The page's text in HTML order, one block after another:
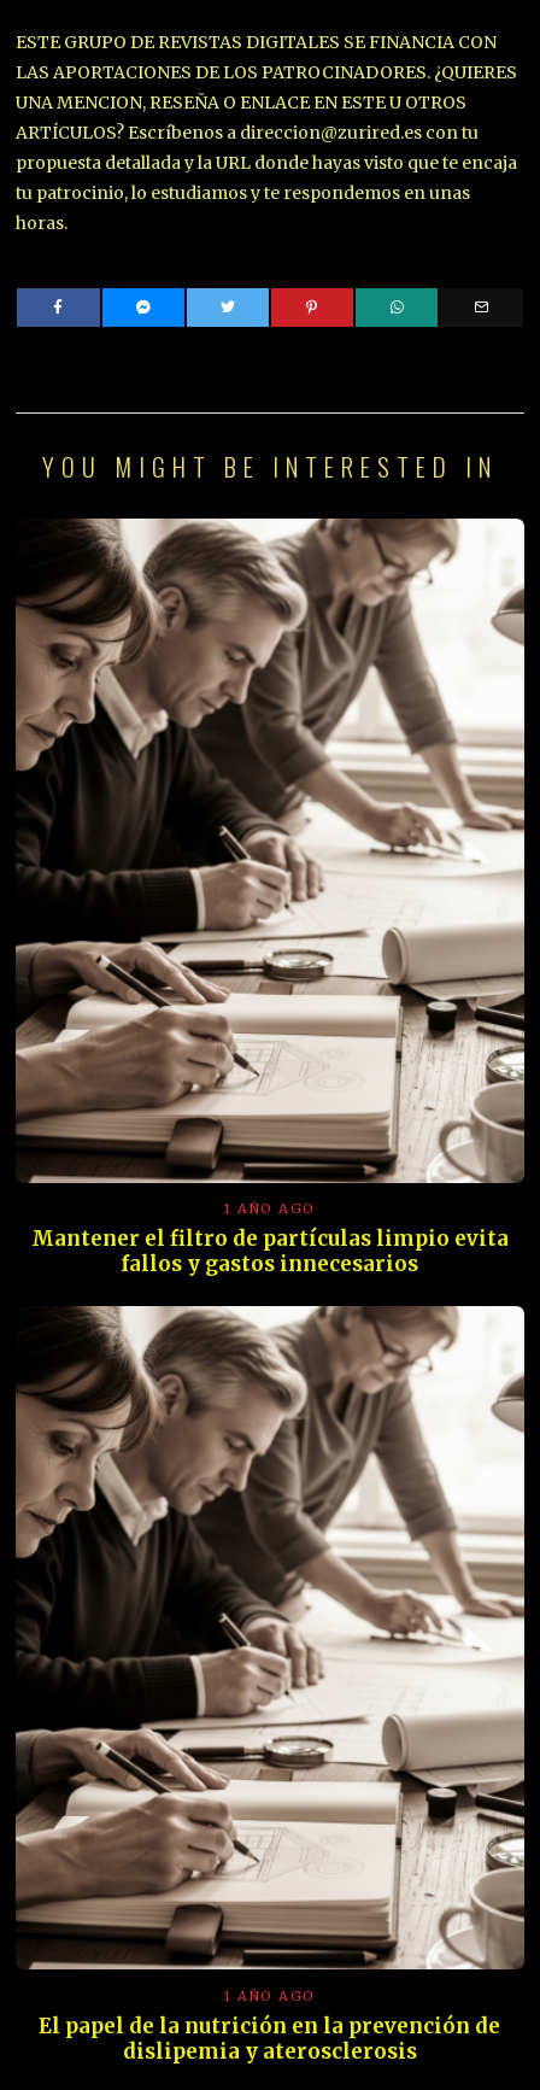
ESTE GRUPO DE REVISTAS DIGITALES SE FINANCIA CON
LAS APORTACIONES DE LOS PATROCINADORES. ¿QUIERES
UNA MENCION, RESEÑA O ENLACE EN ESTE U OTROS
ARTÍCULOS? Escríbenos a direccion@zurired.es con tu
propuesta detallada y la URL donde hayas visto que te encaja
tu patrocinio, lo estudiamos y te respondemos en unas
horas.
YOU MIGHT BE INTERESTED IN
1 AÑO AGO
Mantener el filtro de partículas limpio evita
fallos y gastos innecesarios
1 AÑO AGO
El papel de la nutrición en la prevención de
dislipemia y aterosclerosis